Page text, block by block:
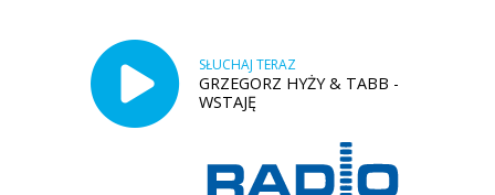
SŁUCHAJ TERAZ
GRZEGORZ HYŻY & TABB -
WSTAJĘ